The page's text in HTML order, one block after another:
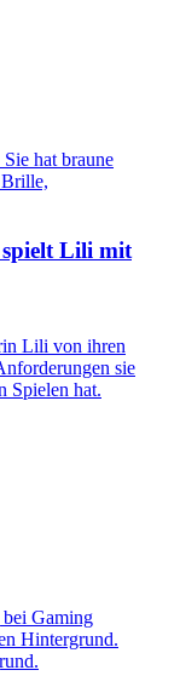
Lili mit
Lili von ihren
sie
Spielen hat.